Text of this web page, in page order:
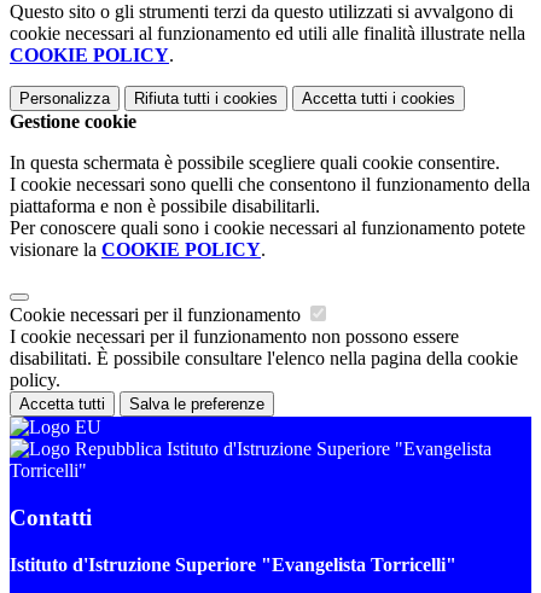
Questo sito o gli strumenti terzi da questo utilizzati si avvalgono di
cookie necessari al funzionamento ed utili alle finalità illustrate nella
COOKIE POLICY.
Personalizza Rifiuta tutti i cookies Accetta tutti i cookies
Gestione cookie
In questa schermata è possibile scegliere quali cookie consentire.
I cookie necessari sono quelli che consentono il funzionamento della
piattaforma e non è possibile disabilitarli.
Per conoscere quali sono i cookie necessari al funzionamento potete
visionare la COOKIE POLICY.
Cookie necessari per il funzionamento
I cookie necessari per il funzionamento non possono essere
disabilitati. È possibile consultare l'elenco nella pagina della cookie
policy.
Accetta tutti Salva le preferenze
Istituto d'Istruzione Superiore "Evangelista
Torricelli"
Contatti
Istituto d'Istruzione Superiore "Evangelista Torricelli"